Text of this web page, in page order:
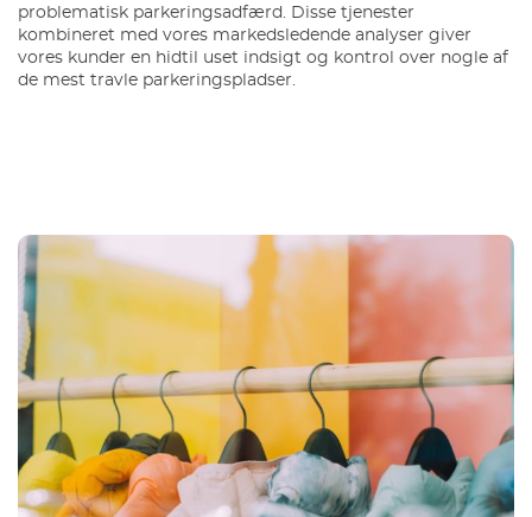
problematisk parkeringsadfærd. Disse tjenester
kombineret med vores markedsledende analyser giver
vores kunder en hidtil uset indsigt og kontrol over nogle af
de mest travle parkeringspladser.